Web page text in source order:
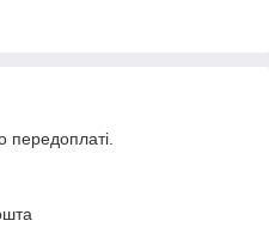
передоплаті.